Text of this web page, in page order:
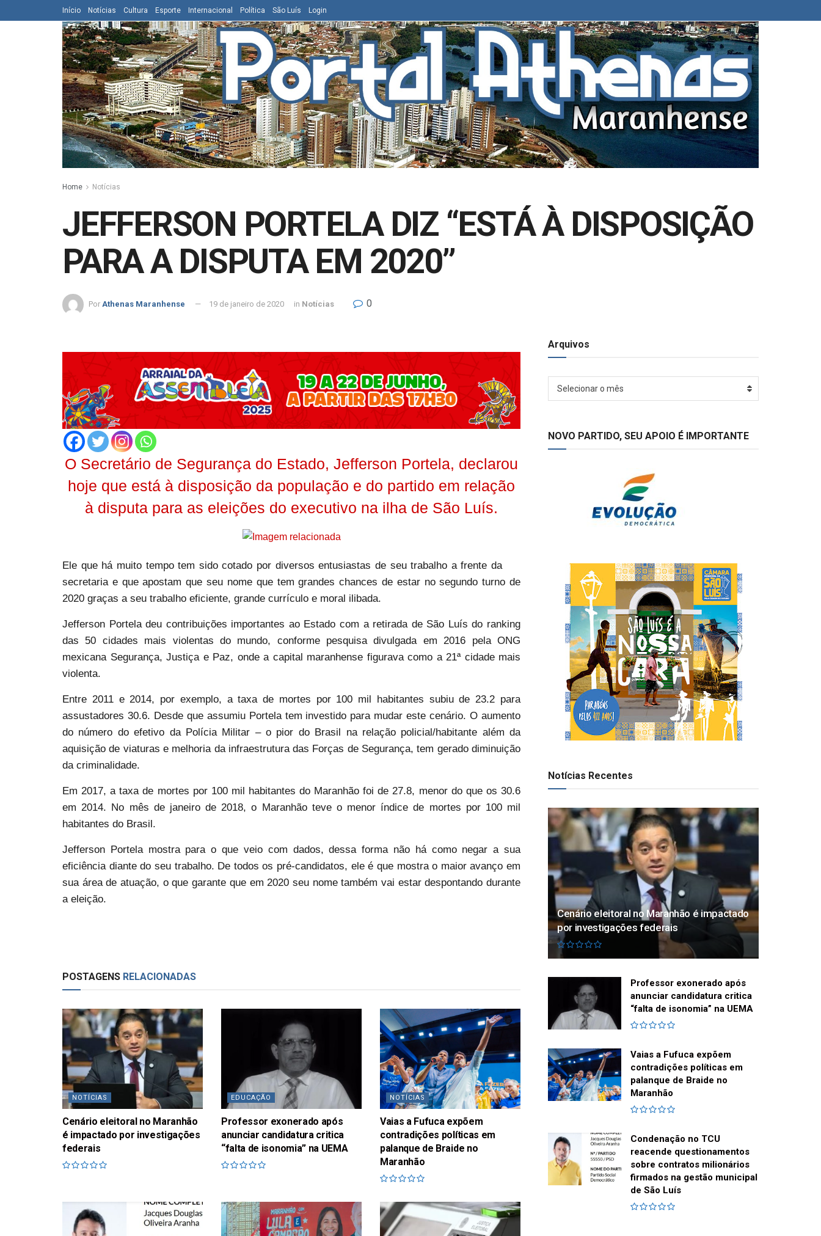
Início Notícias Cultura Esporte Internacional Política São Luís Login
Home Notícias
JEFFERSON PORTELA DIZ “ESTÁ À DISPOSIÇÃO
PARA A DISPUTA EM 2020”
Por Athenas Maranhense 19 de janeiro de 2020 in Notícias 0
O Secretário de Segurança do Estado, Jefferson Portela, declarou
hoje que está à disposição da população e do partido em relação
à disputa para as eleições do executivo na ilha de São Luís.
Ele que há muito tempo tem sido cotado por diversos entusiastas de seu trabalho a frente da
secretaria e que apostam que seu nome que tem grandes chances de estar no segundo turno de
2020 graças a seu trabalho eficiente, grande currículo e moral ilibada.
Jefferson Portela deu contribuições importantes ao Estado com a retirada de São Luís do ranking
das 50 cidades mais violentas do mundo, conforme pesquisa divulgada em 2016 pela ONG
mexicana Segurança, Justiça e Paz, onde a capital maranhense figurava como a 21ª cidade mais
violenta.
Entre 2011 e 2014, por exemplo, a taxa de mortes por 100 mil habitantes subiu de 23.2 para
assustadores 30.6. Desde que assumiu Portela tem investido para mudar este cenário. O aumento
do número do efetivo da Polícia Militar – o pior do Brasil na relação policial/habitante além da
aquisição de viaturas e melhoria da infraestrutura das Forças de Segurança, tem gerado diminuição
da criminalidade.
Em 2017, a taxa de mortes por 100 mil habitantes do Maranhão foi de 27.8, menor do que os 30.6
em 2014. No mês de janeiro de 2018, o Maranhão teve o menor índice de mortes por 100 mil
habitantes do Brasil.
Jefferson Portela mostra para o que veio com dados, dessa forma não há como negar a sua
eficiência diante do seu trabalho. De todos os pré-candidatos, ele é que mostra o maior avanço em
sua área de atuação, o que garante que em 2020 seu nome também vai estar despontando durante
a eleição.
POSTAGENS RELACIONADAS
NOTÍCIAS
Cenário eleitoral no Maranhão
é impactado por investigações
federais
EDUCAÇÃO
Professor exonerado após
anunciar candidatura critica
“falta de isonomia” na UEMA
NOTÍCIAS
Vaias a Fufuca expõem
contradições políticas em
palanque de Braide no
Maranhão
Arquivos
Arquivos
Selecionar o mês
NOVO PARTIDO, SEU APOIO É IMPORTANTE
Notícias Recentes
Cenário eleitoral no Maranhão é impactado
por investigações federais
Professor exonerado após
anunciar candidatura critica
“falta de isonomia” na UEMA
Vaias a Fufuca expõem
contradições políticas em
palanque de Braide no
Maranhão
Condenação no TCU
reacende questionamentos
sobre contratos milionários
firmados na gestão municipal
de São Luís